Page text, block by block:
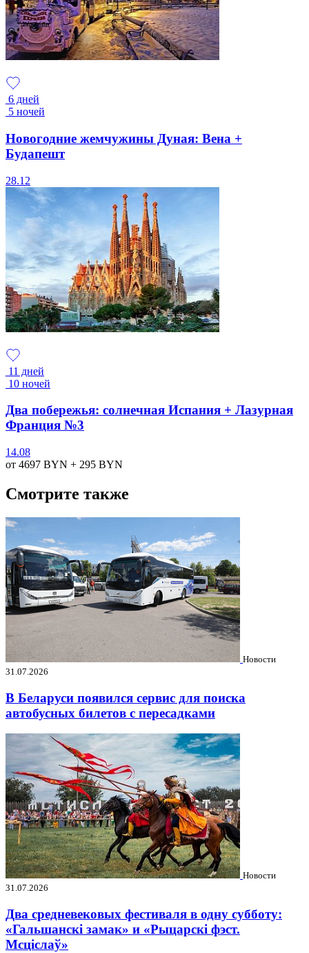
6 дней
5 ночей
Новогодние жемчужины Дуная: Вена +
Будапешт
28.12
11 дней
10 ночей
Два побережья: солнечная Испания + Лазурная
Франция №3
14.08
от 4697 BYN + 295 BYN
Смотрите также
Новости
31.07.2026
В Беларуси появился сервис для поиска
автобусных билетов с пересадками
Новости
31.07.2026
Два средневековых фестиваля в одну субботу:
«Гальшанскі замак» и «Рыцарскі фэст.
Мсціслаў»